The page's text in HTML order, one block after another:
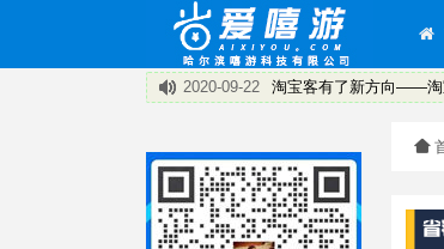
2020-09-22
饿了么返利程序~打造专
盘点淘客APP运营技巧
2020-09-22
淘宝客返利机器人推广引
2020-09-22
淘宝客推广的淘宝客app
2020-09-22
淘客的新机遇有哪些